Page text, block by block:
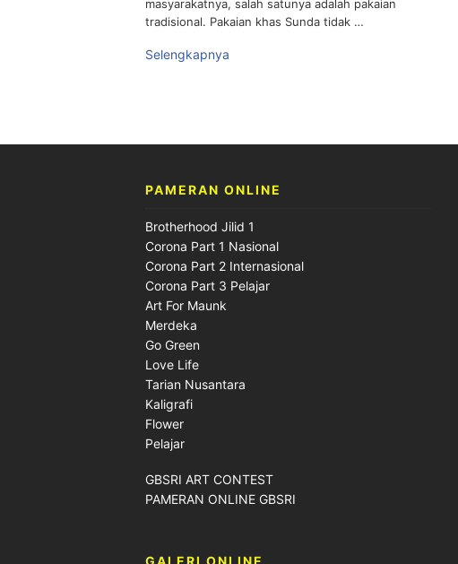
masyarakatnya, salah satunya adalah pakaian
tradisional. Pakaian khas Sunda tidak …
Selengkapnya
PAMERAN ONLINE
Brotherhood Jilid 1
Corona Part 1 Nasional
Corona Part 2 Internasional
Corona Part 3 Pelajar
Art For Maunk
Merdeka
Go Green
Love Life
Tarian Nusantara
Kaligrafi
Flower
Pelajar
GBSRI ART CONTEST
PAMERAN ONLINE GBSRI